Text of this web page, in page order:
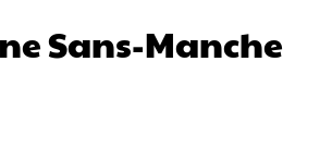
Sans-Manche